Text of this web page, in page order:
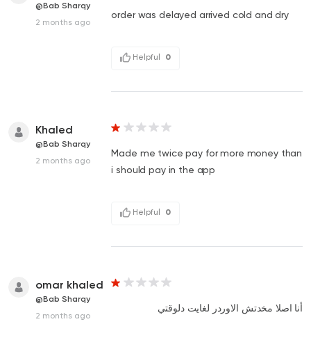
@Bab Sharqy
2 months ago
order was delayed arrived cold and dry
Helpful 0
Khaled
@Bab Sharqy
2 months ago
Made me twice pay for more money than
i should pay in the app
Helpful 0
omar khaled
@Bab Sharqy
2 months ago
أنا اصلا مخدتش الاوردر لغايت دلوقتي